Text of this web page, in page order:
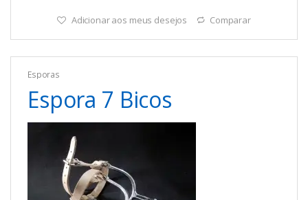
Adicionar aos meus desejos Comparar
Esporas
Espora 7 Bicos